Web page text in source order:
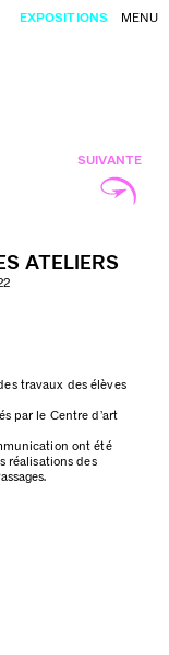
MENU
EXPOSITIONS
SUIVANTE
ATELIERS
travaux des élèves
par le Centre d’art
ont été
réalisations des